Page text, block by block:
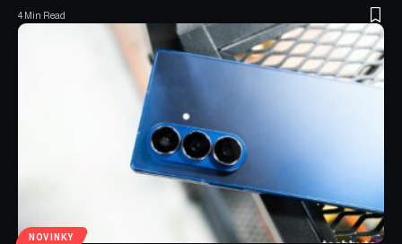
4 Min Read
NOVINKY